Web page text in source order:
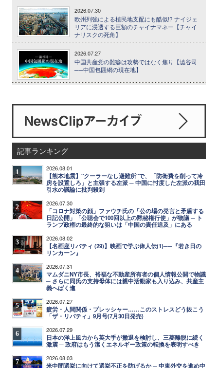
2026.07.30
欧州列強による植民地支配にも酷似!? ナイジェ
リアに浸透する巨額のチャイナマネー【チャイ
ナリスクの死角】
2026.07.27
中国共産党の難癖は攻勢ではなく焦り【澁谷司
──中国包囲網の現在地】
記事ランキング
1 2026.08.01
【熊本地震】"クーラーなし避難所"で、「防衛費を削って冷
房を設置しろ」と主張する左派 ─ 中国に忖度した左派の我田
引水の議論に批判殺到
2 2026.07.30
「コロナ対策の顔」ファウチ氏の「公の場の発言と矛盾する
日記公開」「公聴会で100回以上の黙秘権行使」が物議 ─ ト
ランプ政権の最終的な狙いは「中国の責任追及」にある
3 2026.08.02
【名画座リバティ (29)】映画で学ぶ偉人伝(1)──『若き日の
リンカーン』
4 2026.07.31
マムダニNY市長、裕福な不動産所有者の個人情報公開で物議
─ さらに同氏の支持母体には親中活動家も入り込み、共産主
義へばく進
5 2026.07.27
疲労・人間関係・プレッシャー……このストレスどう抜こう
「ザ・リバティ」9月号(7月30日発売)
6 2026.07.29
日本の洋上風力から英大手が撤退を検討し、三菱離脱に続く
激震 ─ 政府はもう潔くエネルギー政策の転換を表明すべき
7 2026.08.03
米中間選挙に向けて選挙不正を防げるか ─ 中東外交を進め中